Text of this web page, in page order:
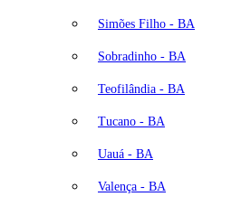
Simões Filho - BA
Sobradinho - BA
Teofilândia - BA
Tucano - BA
Uauá - BA
Valença - BA